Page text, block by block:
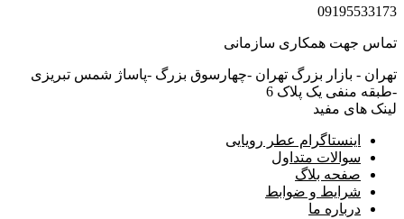
09195533173
تماس جهت همکاری سازمانی
تهران - بازار بزرگ تهران -چهارسوق بزرگ -پاساژ شمس تبریزی
-طبقه منفی یک پلاک 6
لینک های مفید
اینستاگرام عطر رویایی
سوالات متداول
صفحه بلاگ
شرایط و ضوابط
درباره ما